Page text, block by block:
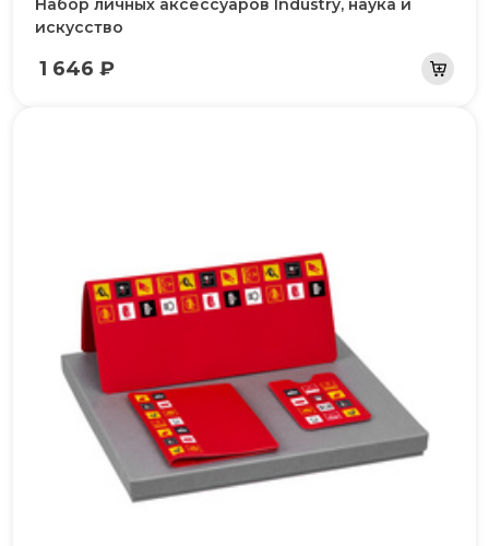
Набор личных аксессуаров Industry, наука и
искусство
1 646 ₽